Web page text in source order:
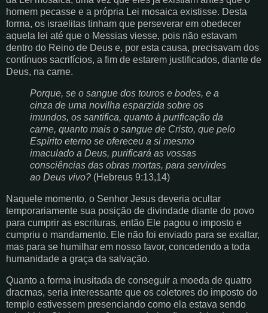
homem pecasse e a própria Lei mosaica existisse. Desta
forma, os israelitas tinham que perseverar em obedecer
aquela lei até que o Messias viesse, pois não estavam
dentro do Reino de Deus e, por esta causa, precisavam dos
contínuos sacrifícios, a fim de estarem justificados, diante de
Deus, na carne.
Porque, se o sangue dos touros e bodes, e a
cinza de uma novilha esparzida sobre os
imundos, os santifica, quanto à purificação da
carne, quanto mais o sangue de Cristo, que pelo
Espírito eterno se ofereceu a si mesmo
imaculado a Deus, purificará as vossas
consciências das obras mortas, para servirdes
ao Deus vivo? (Hebreus 9:13,14)
Naquele momento, o Senhor Jesus deveria ocultar
temporariamente sua posição de divindade diante do povo
para cumprir as escrituras, então Ele pagou o imposto e
cumpriu o mandamento. Ele não foi enviado para se exaltar,
mas para se humilhar em nosso favor, concedendo a toda
humanidade a graça da salvação.
Quanto a forma inusitada de conseguir a moeda de quatro
dracmas, seria interessante que os coletores do imposto do
templo estivessem presenciando como ela estava sendo